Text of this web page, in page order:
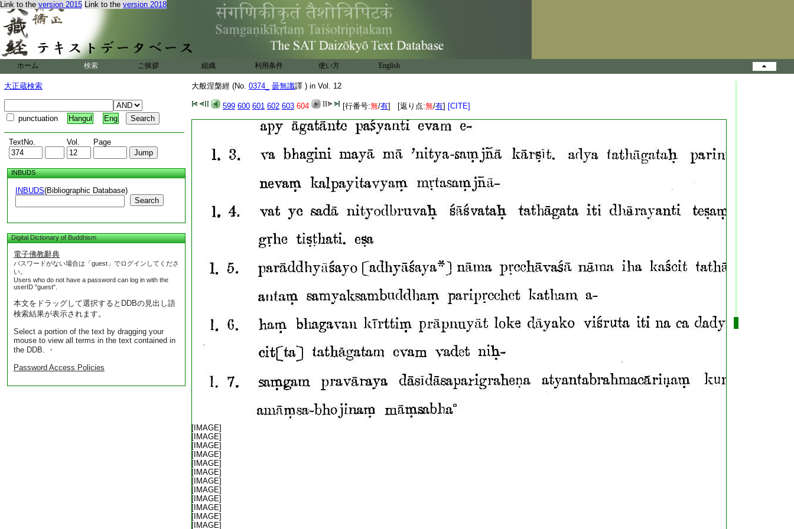
Link to the version 2015 Link to the version 2018
ホーム 検索 ご挨拶 組織 利用条件 使い方 English
大正蔵検索
punctuation Hangul Eng
TextNo. Vol. Page
INBUDS
INBUDS(Bibliographic Database)
Search
Digital Dictionary of Buddhism
電子佛教辭典
パスワードがない場合は「guest」でログインしてくださ
い。
Users who do not have a password can log in with the
userID "guest".
本文をドラッグして選択するとDDBの見出し語
検索結果が表示されます。
Select a portion of the text by dragging your
mouse to view all terms in the text contained in
the DDB. ・
Password Access Policies
大般涅槃經 (No. 0374_ 曇無讖譯 ) in Vol. 12
599 600 601 602 603 604 [行番号:無/有] [返り点:無/有] [CITE]
[IMAGE]
[IMAGE]
[IMAGE]
[IMAGE]
[IMAGE]
[IMAGE]
[IMAGE]
[IMAGE]
[IMAGE]
[IMAGE]
[IMAGE]
[IMAGE]